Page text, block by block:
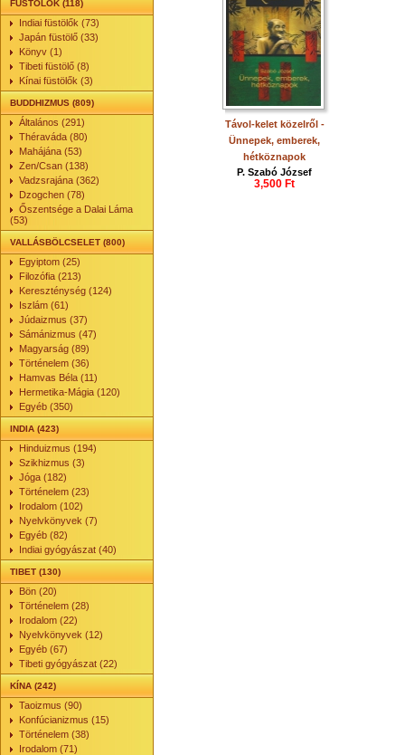
FÜSTÖLŐK (118)
Indiai füstölők (73)
Japán füstölő (33)
Könyv (1)
Tibeti füstölő (8)
Kínai füstölők (3)
BUDDHIZMUS (809)
Általános (291)
Théraváda (80)
Mahájána (53)
Zen/Csan (138)
Vadzsrajána (362)
Dzogchen (78)
Őszentsége a Dalai Láma
(53)
VALLÁSBÖLCSELET (800)
Egyiptom (25)
Filozófia (213)
Kereszténység (124)
Iszlám (61)
Júdaizmus (37)
Sámánizmus (47)
Magyarság (89)
Történelem (36)
Hamvas Béla (11)
Hermetika-Mágia (120)
Egyéb (350)
INDIA (423)
Hinduizmus (194)
Szikhizmus (3)
Jóga (182)
Történelem (23)
Irodalom (102)
Nyelvkönyvek (7)
Egyéb (82)
Indiai gyógyászat (40)
TIBET (130)
Bön (20)
Történelem (28)
Irodalom (22)
Nyelvkönyvek (12)
Egyéb (67)
Tibeti gyógyászat (22)
KÍNA (242)
Taoizmus (90)
Konfúcianizmus (15)
Történelem (38)
Irodalom (71)
Távol-kelet közelről -
Ünnepek, emberek,
hétköznapok
P. Szabó József
3,500 Ft